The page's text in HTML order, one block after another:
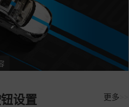
设置 更多